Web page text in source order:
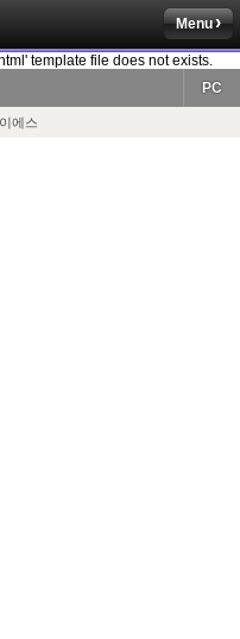
Menu
template file does not exists.
PC
에스